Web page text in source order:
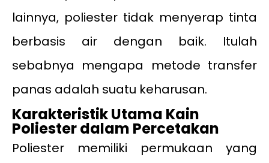
lainnya, poliester tidak menyerap tinta
berbasis air dengan baik. Itulah
sebabnya mengapa metode transfer
panas adalah suatu keharusan.
Karakteristik Utama Kain
Poliester dalam Percetakan
Poliester memiliki permukaan yang